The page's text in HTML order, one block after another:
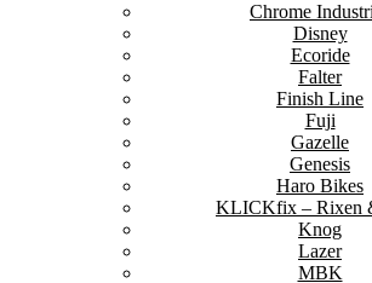
Chrome
Disney
Ecoride
Falter
Finish Line
Fuji
Gazelle
Genesis
Haro Bikes
KLICKfix – Rixen
Knog
Lazer
MBK